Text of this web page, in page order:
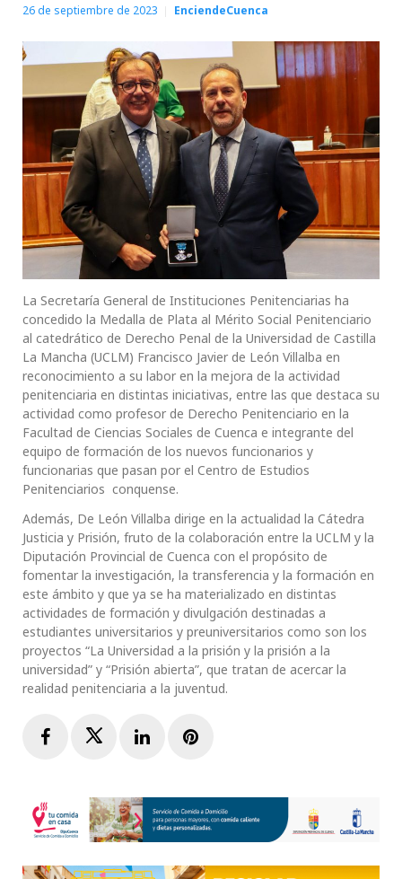
26 de septiembre de 2023 EnciendeCuenca
La Secretaría General de Instituciones Penitenciarias ha
concedido la Medalla de Plata al Mérito Social Penitenciario
al catedrático de Derecho Penal de la Universidad de Castilla
La Mancha (UCLM) Francisco Javier de León Villalba en
reconocimiento a su labor en la mejora de la actividad
penitenciaria en distintas iniciativas, entre las que destaca su
actividad como profesor de Derecho Penitenciario en la
Facultad de Ciencias Sociales de Cuenca e integrante del
equipo de formación de los nuevos funcionarios y
funcionarias que pasan por el Centro de Estudios
Penitenciarios conquense.
Además, De León Villalba dirige en la actualidad la Cátedra
Justicia y Prisión, fruto de la colaboración entre la UCLM y la
Diputación Provincial de Cuenca con el propósito de
fomentar la investigación, la transferencia y la formación en
este ámbito y que ya se ha materializado en distintas
actividades de formación y divulgación destinadas a
estudiantes universitarios y preuniversitarios como son los
proyectos “La Universidad a la prisión y la prisión a la
universidad” y “Prisión abierta”, que tratan de acercar la
realidad penitenciaria a la juventud.
FacebookTwitterLinkedInPinterest